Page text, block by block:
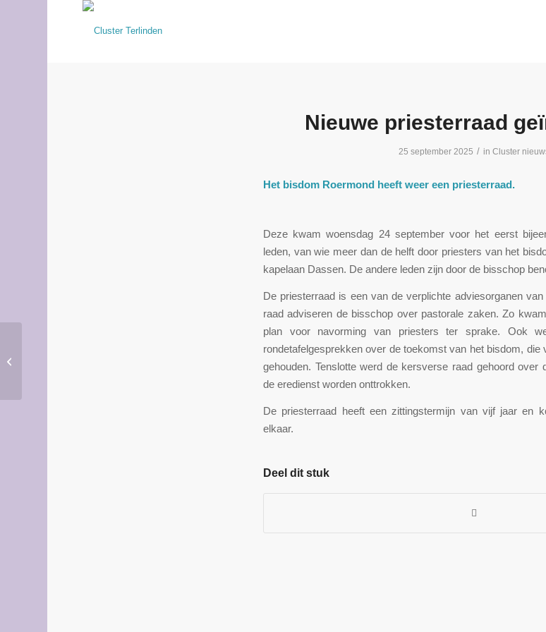
Nieuwe priesterraad
25 september 2025 / in Cluster
Het bisdom Roermond heeft weer een priesterraad.
Deze kwam woensdag 24 september voor het eerst
leden, van wie meer dan de helft door priesters van het
kapelaan Dassen. De andere leden zijn door de bisschop
De priesterraad is een van de verplichte adviesorganen
raad adviseren de bisschop over pastorale zaken. Zo
plan voor navorming van priesters ter sprake. Ook
rondetafelgesprekken over de toekomst van het bisdom, die
gehouden. Tenslotte werd de kersverse raad gehoord over
de eredienst worden onttrokken.
De priesterraad heeft een zittingstermijn van vijf jaar en
elkaar.
Deel dit stuk